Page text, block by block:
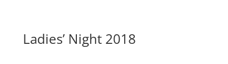
Ladies’ Night 2018